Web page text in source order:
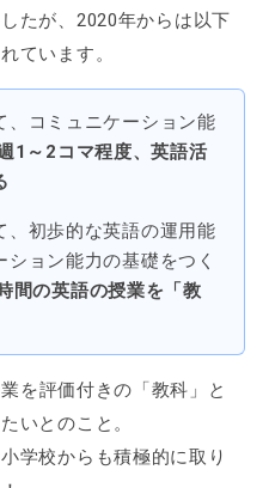
たが、2020年からは以下
ています。
、コミュニケーション能
1～2コマ程度、英語活
、初歩的な英語の運用能
ョン能力の基礎をつく
間の英語の授業を「教
を評価付きの「教科」
と
いとのこと。
学校からも積極的に取り